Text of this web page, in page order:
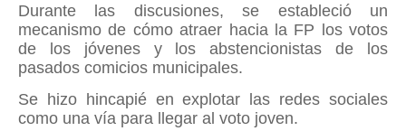
Durante las discusiones, se estableció un
mecanismo de cómo atraer hacia la FP los votos
de los jóvenes y los abstencionistas de los
pasados comicios municipales.
Se hizo hincapié en explotar las redes sociales
como una vía para llegar al voto joven.